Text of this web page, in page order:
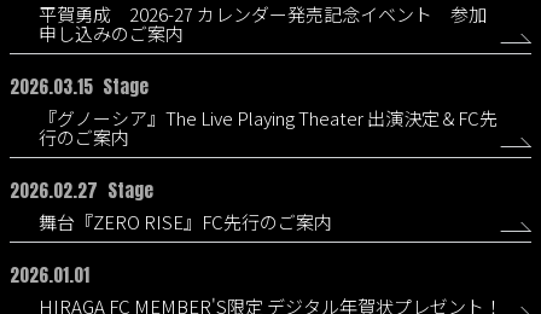
平賀勇成 2026-27 カレンダー発売記念イベント 参加
申し込みのご案内
2026.03.15 Stage
『グノーシア』The Live Playing Theater 出演決定＆FC先
行のご案内
2026.02.27 Stage
舞台『ZERO RISE』FC先行のご案内
2026.01.01
HIRAGA FC MEMBER'S限定 デジタル年賀状プレゼント！